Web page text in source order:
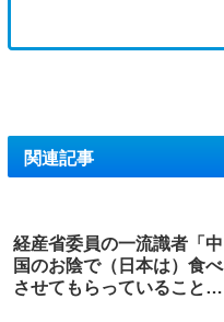
関連記事
経産省委員の一流識者「中
国のお陰で（日本は）食べ
させてもらっていることを